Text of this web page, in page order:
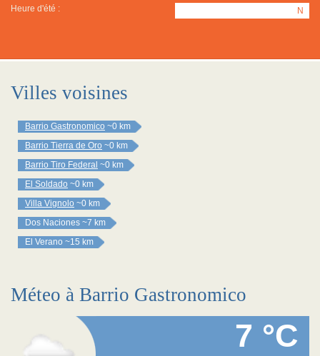
Heure d'été : N
Villes voisines
Barrio Gastronomico ~0 km
Barrio Tierra de Oro ~0 km
Barrio Tiro Federal ~0 km
El Soldado ~0 km
Villa Vignolo ~0 km
Dos Naciones ~7 km
El Verano ~15 km
Méteo à Barrio Gastronomico
7 °C